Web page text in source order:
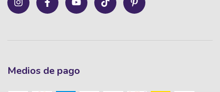
Medios de pago